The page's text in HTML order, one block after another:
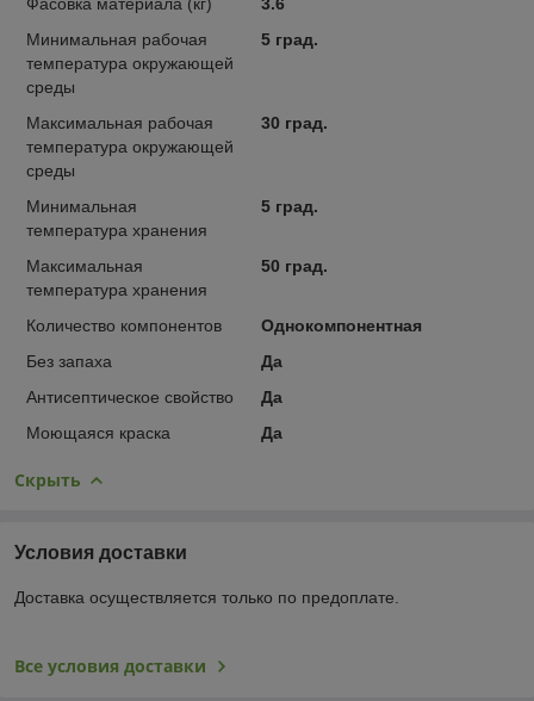
Минимальная рабочая
температура окружающей
среды
5 град.
Максимальная рабочая
температура окружающей
среды
30 град.
Минимальная
температура хранения
5 град.
Максимальная
температура хранения
50 град.
Количество компонентов
Однокомпонентная
Без запаха
Да
Антисептическое свойство
Да
Моющаяся краска
Да
Скрыть
Условия доставки
Доставка осуществляется только по предоплате.
Все условия доставки